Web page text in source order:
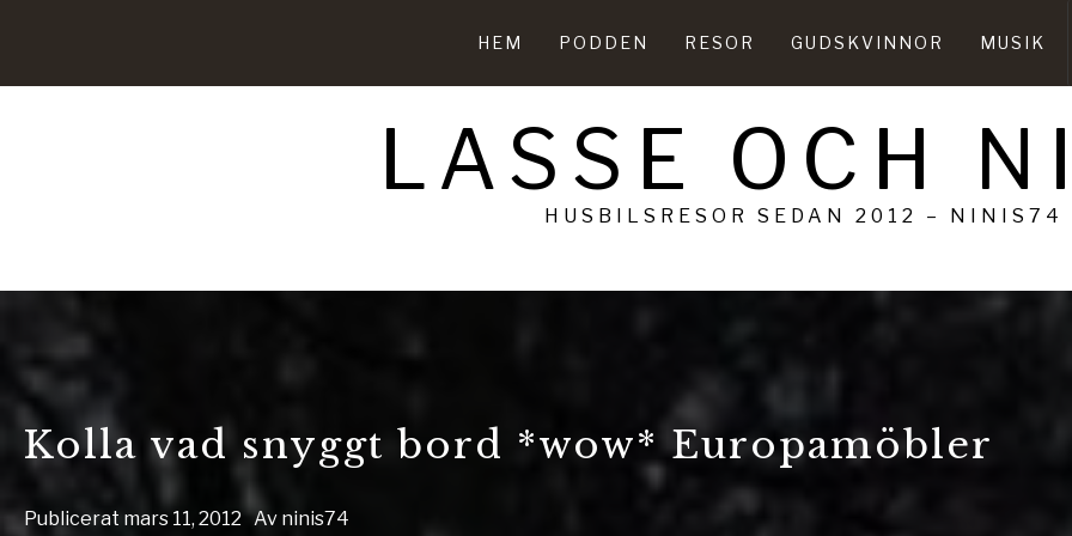
HEM PODDEN RESOR GUDSKVINNOR MUSIK
LASSE OCH
HUSBILSRESOR SEDAN 2012 – NINIS74
Kolla vad snyggt bord *wow* Europamöbler
Publicerat mars 11, 2012 Av ninis74